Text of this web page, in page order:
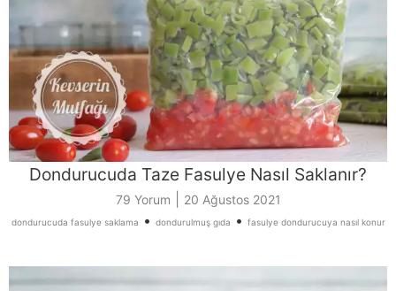
Dondurucuda Taze Fasulye Nasıl Saklanır?
79 Yorum 20 Ağustos 2021
dondurucuda fasulye saklama • dondurulmuş gıda • fasulye dondurucuya nasıl konur